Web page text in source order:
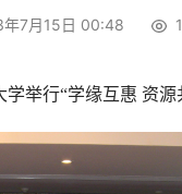
年7月15日 00:48
举行“学缘互惠 资源